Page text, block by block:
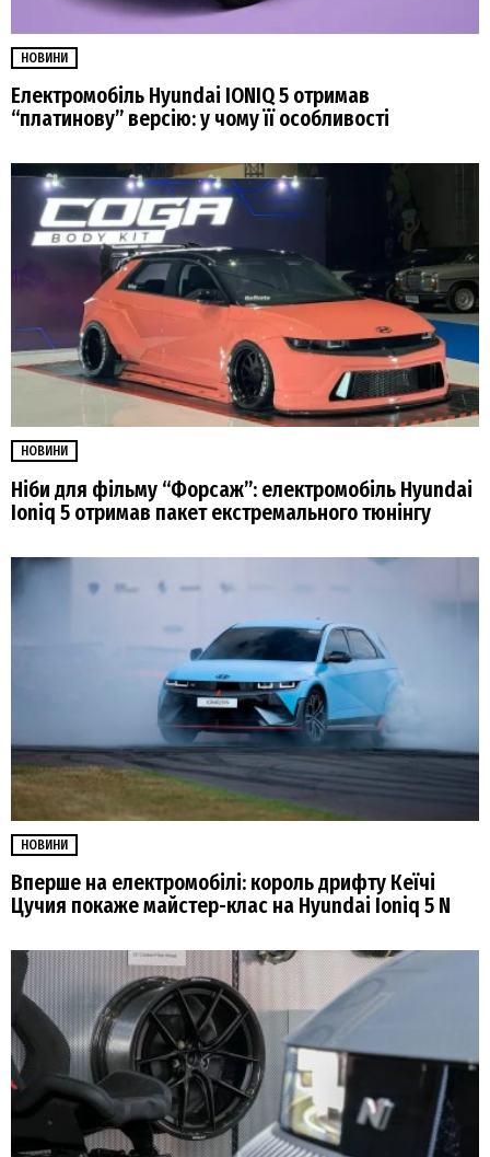
НОВИНИ
Електромобіль Hyundai IONIQ 5 отримав
“платинову” версію: у чому її особливості
НОВИНИ
Ніби для фільму “Форсаж”: електромобіль Hyundai
Ioniq 5 отримав пакет екстремального тюнінгу
НОВИНИ
Вперше на електромобілі: король дрифту Кеїчі
Цучия покаже майстер-клас на Hyundai Ioniq 5 N